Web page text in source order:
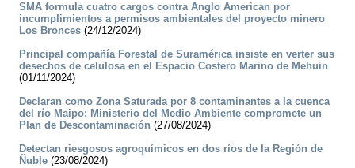
SMA formula cuatro cargos contra Anglo American por
incumplimientos a permisos ambientales del proyecto minero
Los Bronces (24/12/2024)
Principal compañía Forestal de Suramérica insiste en verter sus
desechos de celulosa en el Espacio Costero Marino de Mehuin
(01/11/2024)
Declaran como Zona Saturada por 8 contaminantes a la cuenca
del río Maipo: Ministerio del Medio Ambiente compromete un
Plan de Descontaminación (27/08/2024)
Detectan riesgosos agroquímicos en dos ríos de la Región de
Ñuble (23/08/2024)